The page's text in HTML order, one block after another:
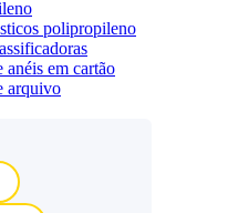
polipropileno
anéis em cartão
arquivo